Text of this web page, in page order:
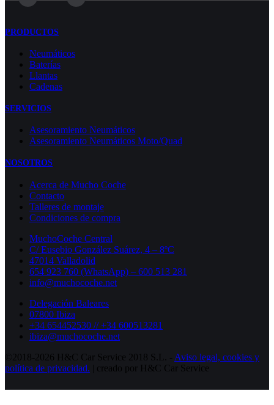
PRODUCTOS
Neumáticos
Baterías
Llantas
Cadenas
SERVICIOS
Asesoramiento Neumáticos
Asesoramiento Neumáticos Moto/Quad
NOSOTROS
Acerca de Mucho Coche
Contacto
Talleres de montaje
Condiciones de compra
MuchoCoche Central
C/ Eusebio González Suárez, 4 – 8ºC
47014 Valladolid
654 923 760 (WhatsApp) – 600 513 281
info@muchocoche.net
Delegación Baleares
07800 Ibiza
+34 654452530 // +34 600513281
ibiza@muchocoche.net
©2018-2026 H&C Car Service 2018 S.L. - Aviso legal, cookies y
política de privacidad. | creado por H&C Car Service